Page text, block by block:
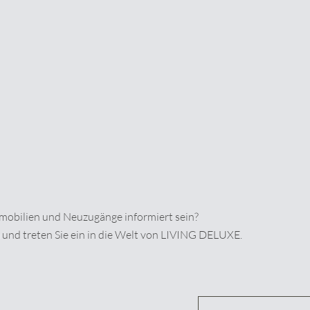
und Neuzugänge informiert sein?
treten Sie ein in die Welt von LIVING DELUXE.